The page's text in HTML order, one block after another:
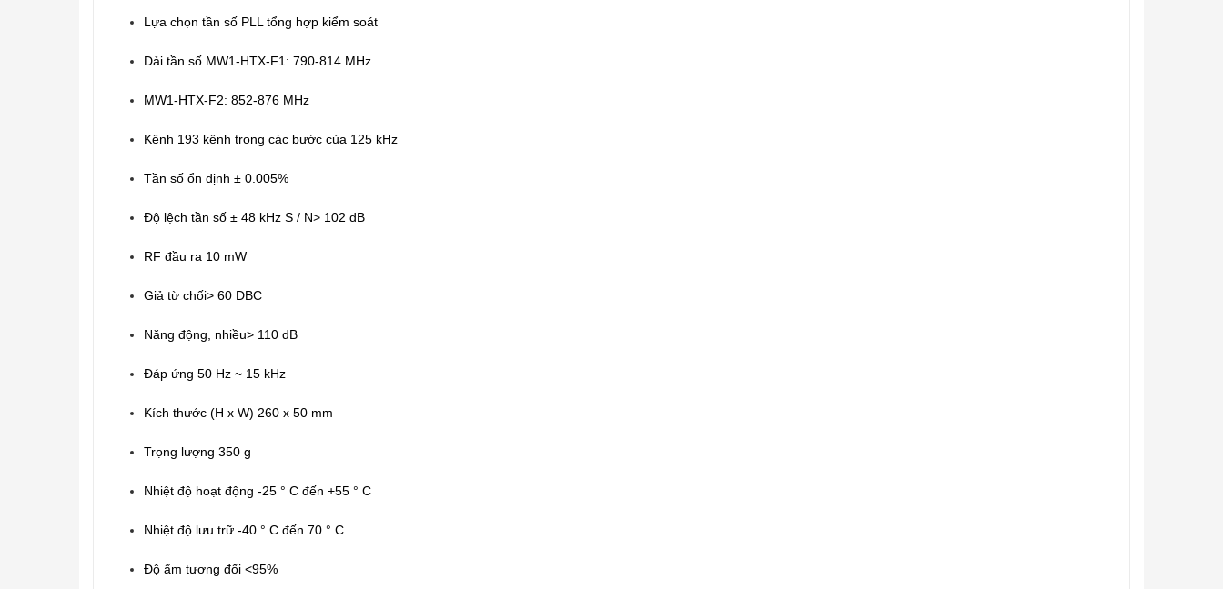
Lựa chọn tần số PLL tổng hợp kiểm soát
Dải tần số MW1-HTX-F1: 790-814 MHz
MW1-HTX-F2: 852-876 MHz
Kênh 193 kênh trong các bước của 125 kHz
Tần số ổn định ± 0.005%
Độ lệch tần số ± 48 kHz S / N> 102 dB
RF đầu ra 10 mW
Giả từ chối> 60 DBC
Năng động, nhiều> 110 dB
Đáp ứng 50 Hz ~ 15 kHz
Kích thước (H x W) 260 x 50 mm
Trọng lượng 350 g
Nhiệt độ hoạt động -25 ° C đến +55 ° C
Nhiệt độ lưu trữ -40 ° C đến 70 ° C
Độ ẩm tương đối <95%